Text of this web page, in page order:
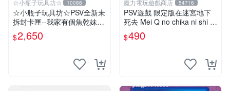
☆小瓶子玩具坊☆ 10088
☆小瓶子玩具坊☆PSV全新未
拆封卡匣--我家有個魚乾妹~
魚乾妹！育成計畫~限定版
(日版)
$2,650
魔力電玩遊戲商店 54716
PSV遊戲 限定版在迷宮地下
死去 Mei Q no chika ni shi 日
文日版 附特典【板橋魔力】
$490